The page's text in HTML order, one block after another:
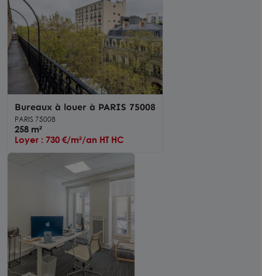
Bureaux à louer à PARIS 75008
PARIS 75008
258 m²
Loyer : 730 €/m²/an HT HC